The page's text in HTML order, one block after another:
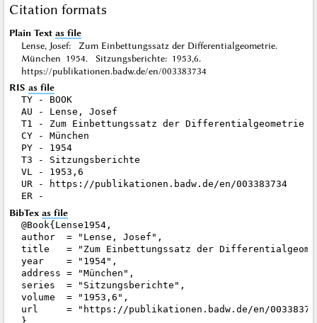
Citation formats
Plain Text as file
Lense, Josef: Zum Einbettungssatz der Differentialgeometrie.
München 1954. Sitzungsberichte: 1953,6.
https://publikationen.badw.de/en/003383734
RIS as file
TY - BOOK
AU - Lense, Josef
T1 - Zum Einbettungssatz der Differentialgeometrie
CY - München
PY - 1954
T3 - Sitzungsberichte
VL - 1953,6
UR - https://publikationen.badw.de/en/003383734
BibTex as file
@Book{Lense1954,
author  = "Lense, Josef",
title   = "Zum Einbettungssatz der
year    = "1954",
address = "München",
series  = "Sitzungsberichte",
volume  = "1953,6",
url     = "https://publikationen.badw.de/en/